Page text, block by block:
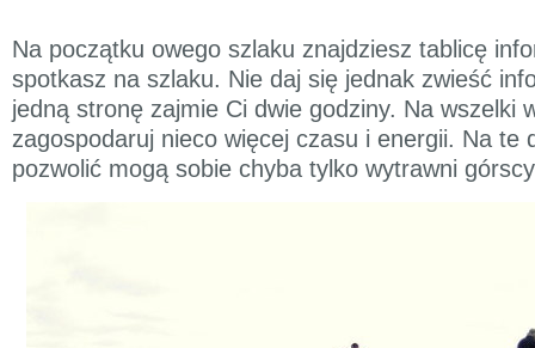
Na początku owego szlaku znajdziesz tablicę
spotkasz na szlaku. Nie daj się jednak zwieść
jedną stronę zajmie Ci dwie godziny. Na wszelki
zagospodaruj nieco więcej czasu i energii. Na te
pozwolić mogą sobie chyba tylko wytrawni